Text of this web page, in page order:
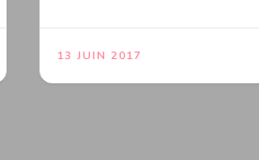
13 JUIN 2017